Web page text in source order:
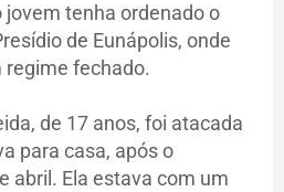
jovem tenha ordenado o
de Eunápolis, onde
fechado.
de 17 anos, foi atacada
para casa, após o
abril. Ela estava com um